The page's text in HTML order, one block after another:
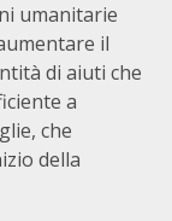
umanitarie
il
di aiuti che
a
che
della